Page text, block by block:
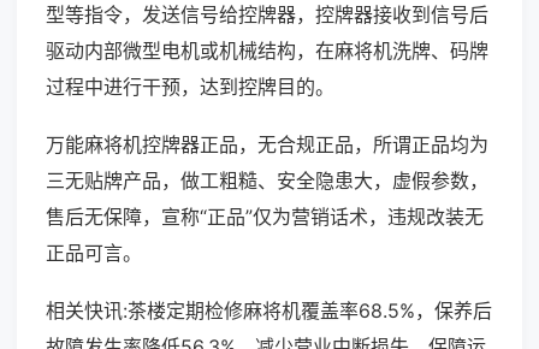
型等指令，发送信号给控牌器，控牌器接收到信号后
驱动内部微型电机或机械结构，在麻将机洗牌、码牌
过程中进行干预，达到控牌目的。
万能麻将机控牌器正品，无合规正品，所谓正品均为
三无贴牌产品，做工粗糙、安全隐患大，虚假参数，
售后无保障，宣称“正品”仅为营销话术，违规改装无
正品可言。
相关快讯:茶楼定期检修麻将机覆盖率68.5%，保养后